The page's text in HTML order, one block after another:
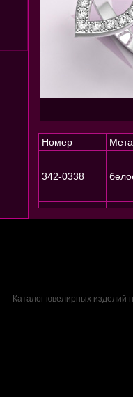
Номер
342-0338
Каталог ювелирных изделий